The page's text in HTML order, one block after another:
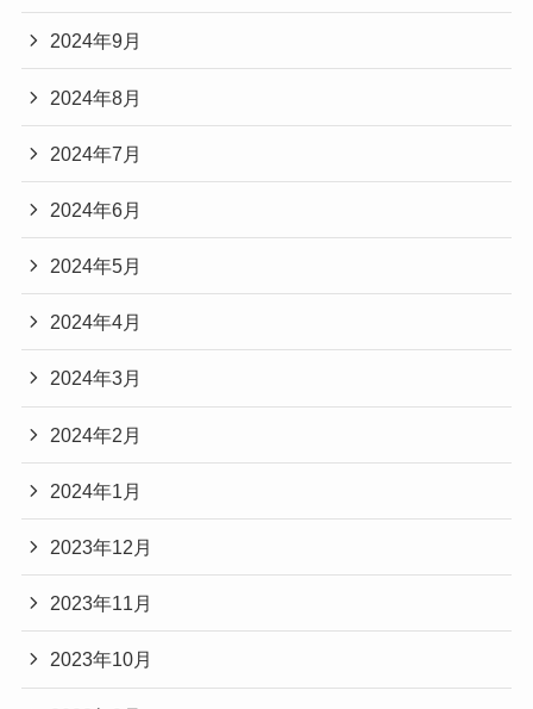
2024年9月
2024年8月
2024年7月
2024年6月
2024年5月
2024年4月
2024年3月
2024年2月
2024年1月
2023年12月
2023年11月
2023年10月